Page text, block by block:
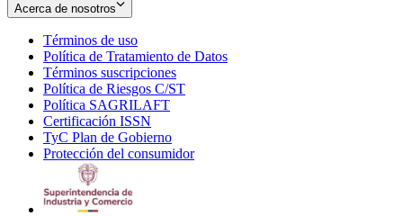
Acerca de nosotros
Términos de uso
in
new
window
Política de Tratamiento de Datos
Términos suscripciones
in
Política de Riesgos C/ST
Política SAGRILAFT
new
window
Certificación ISSN
in
new
TyC Plan de Gobierno
in
Protección del consumidorOpens